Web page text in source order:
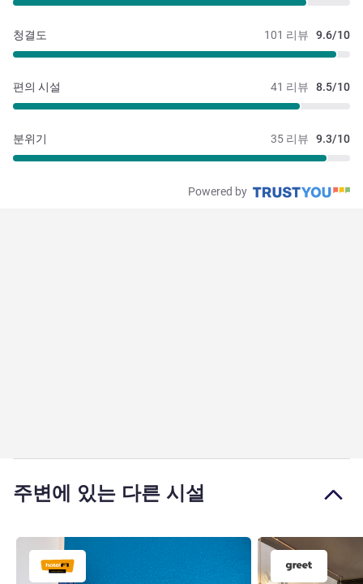
101 리뷰 9.6/10
청결도
41 리뷰 8.5/10
편의 시설
35 리뷰 9.3/10
분위기
Powered by
주변에 있는 다른 시설